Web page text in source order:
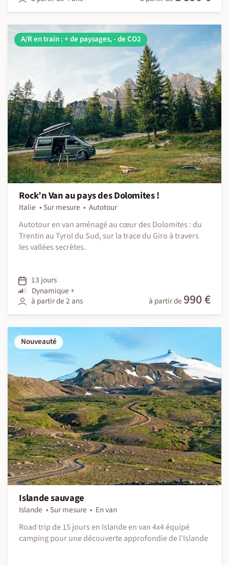
A/R en train : + de paysages, - de CO2
Rock’n Van au pays des Dolomites !
Italie Sur mesure
Autotour
Autotour en van aménagé au cœur des Dolomites : du
Trentin au Tyrol du Sud, sur la trace du Giro à travers
les vallées secrètes.
13 jours
Dynamique +
à partir de 2 ans
à partir de 990 €
Nouveauté
Islande sauvage
Islande Sur mesure
En van
Road trip de 15 jours en Islande en van 4x4 équipé
camping pour une découverte approfondie de l'Islande